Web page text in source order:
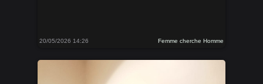
20/05/2026 14:26 Femme cherche Homme